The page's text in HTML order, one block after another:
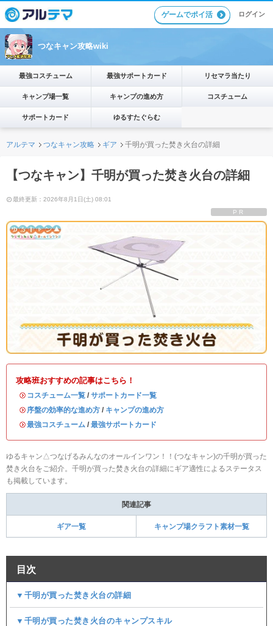
ゲームでポイ活 ログイン
つなキャン攻略wiki
最強コスチューム 最強サポートカード リセマラ当たり
キャンプ場一覧 キャンプの進め方 コスチューム
サポートカード ゆるすたぐらむ
アルテマ つなキャン攻略 ギア 千明が買った焚き火台の詳細
【つなキャン】千明が買った焚き火台の詳細
最終更新：2026年8月1日(土) 08:01
PR
攻略班おすすめの記事はこちら！
・ コスチューム一覧 / サポートカード一覧
・ 序盤の効率的な進め方 / キャンプの進め方
・最強コスチューム / 最強サポートカード
ゆるキャン△つなげるみんなのオールインワン！！(つなキャン)の千明が買った
焚き火台をご紹介。千明が買った焚き火台の詳細にギア適性によるステータス
も掲載しています。
関連記事
ギア一覧 キャンプ場クラフト素材一覧
目次
▼千明が買った焚き火台の詳細
▼千明が買った焚き火台のキャンプスキル